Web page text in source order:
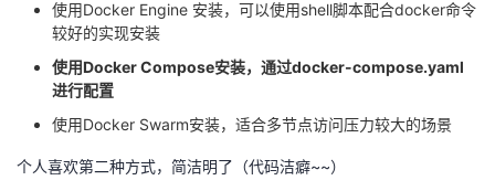
藏
议
使用Docker Engine 安装，可以使用shell脚本配合docker命令
较好的实现安装
使用Docker Compose安装，通过docker-compose.yaml
进行配置
使用Docker Swarm安装，适合多节点访问压力较大的场景
个人喜欢第二种方式，简洁明了（代码洁癖~~）